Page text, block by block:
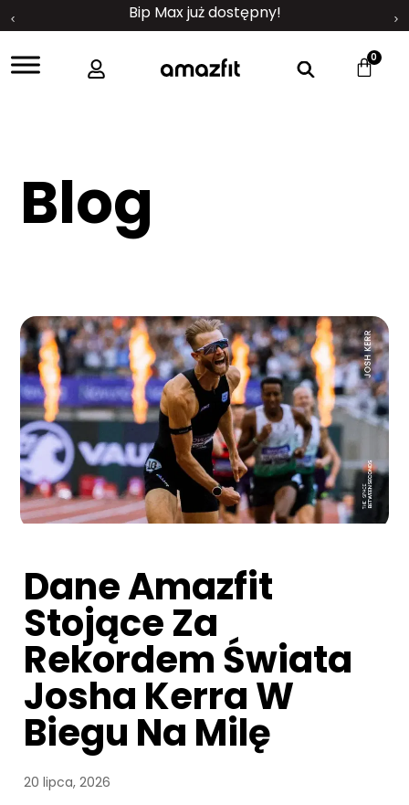
Bip Max już dostępny!
0
Blog
Dane Amazfit
Stojące Za
Rekordem Świata
Josha Kerra W
Biegu Na Milę
20 lipca, 2026